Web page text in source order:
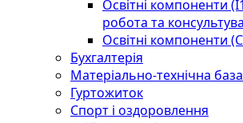
Освітні компоненти
робота та
Освітні компоненти
Бухгалтерія
Матеріально-технічна база
Гуртожиток
Спорт і оздоровлення